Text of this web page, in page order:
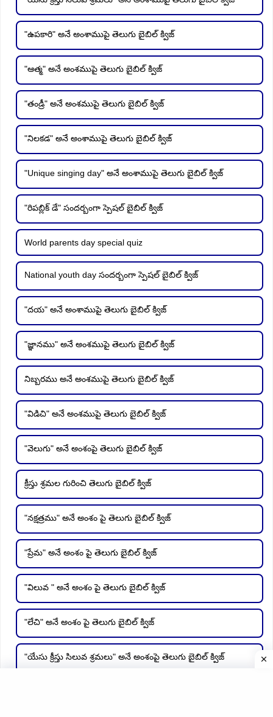
"ఉపకారి" అనే అంశాముపై తెలుగు బైబిల్ క్విజ్
"ఆత్మ" అనే అంశముపై తెలుగు బైబిల్ క్విజ్
"తండ్రీ" అనే అంశముపై తెలుగు బైబిల్ క్విజ్
"నిలకడ" అనే అంశాముపై తెలుగు బైబిల్ క్విజ్
"Unique singing day" అనే అంశాముపై తెలుగు బైబిల్ క్విజ్
"రిపబ్లిక్ డే" సందర్బంగా స్పెషల్ బైబిల్ క్విజ్
World parents day special quiz
National youth day సందర్బంగా స్పెషల్ బైబిల్ క్విజ్
"దయ" అనే అంశాముపై తెలుగు బైబిల్ క్విజ్
"జ్ఞానము" అనే అంశముపై తెలుగు బైబిల్ క్విజ్
నిబ్బరము అనే అంశముపై తెలుగు బైబిల్ క్విజ్
"విడిచి" అనే అంశముపై తెలుగు బైబిల్ క్విజ్
"వెలుగు" అనే అంశంపై తెలుగు బైబిల్ క్విజ్
క్రీస్తు శ్రమల గురించి తెలుగు బైబిల్ క్విజ్
"నక్షత్రము" అనే అంశం పై తెలుగు బైబిల్ క్విజ్
"ప్రేమ" అనే అంశం పై తెలుగు బైబిల్ క్విజ్
"విలువ " అనే అంశం పై తెలుగు బైబిల్ క్విజ్
"లేచి" అనే అంశం పై తెలుగు బైబిల్ క్విజ్
"యేసు క్రీస్తు సిలువ శ్రమలు" అనే అంశంపై తెలుగు బైబిల్ క్విజ్